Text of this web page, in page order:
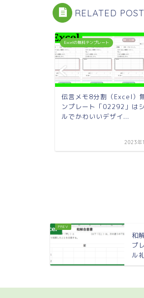
RELATED POST
Excelの無料テンプレート
伝言メモ8分割（Excel）
ンプレート「02292」は
ルでかわいいデザイ...
2023年
和
プ
ル